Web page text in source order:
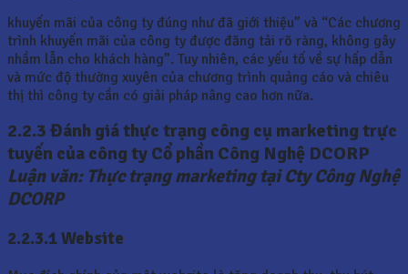
khuyến mãi của công ty đúng như đã giới thiệu” và “Các chương
trình khuyến mãi của công ty được đăng tải rõ ràng, không gây
nhầm lẫn cho khách hàng”. Tuy nhiên, các yếu tố về sự hấp dẫn
và mức độ thường xuyên của chương trình quảng cáo và chiêu
thị thì công ty cần có giải pháp nâng cao hơn nữa.
2.2.3 Đánh giá thực trạng công cụ marketing trực
tuyến của công ty Cổ phần Công Nghệ DCORP
Luận văn: Thực trạng marketing tại Cty Công Nghệ
DCORP
2.2.3.1 Website